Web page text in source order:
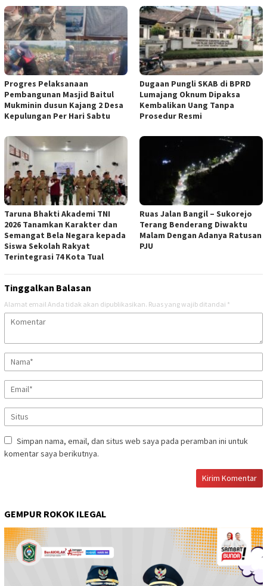
Progres Pelaksanaan
Pembangunan Masjid Baitul
Mukminin dusun Kajang 2 Desa
Kepulungan Per Hari Sabtu
Dugaan Pungli SKAB di BPRD
Lumajang Oknum Dipaksa
Kembalikan Uang Tanpa
Prosedur Resmi
Taruna Bhakti Akademi TNI
2026 Tanamkan Karakter dan
Semangat Bela Negara kepada
Siswa Sekolah Rakyat
Terintegrasi 74 Kota Tual
Ruas Jalan Bangil – Sukorejo
Terang Benderang Diwaktu
Malam Dengan Adanya Ratusan
PJU
Tinggalkan Balasan
Alamat email Anda tidak akan dipublikasikan. Ruas yang wajib ditandai *
Simpan nama, email, dan situs web saya pada peramban ini untuk
komentar saya berikutnya.
GEMPUR ROKOK ILEGAL